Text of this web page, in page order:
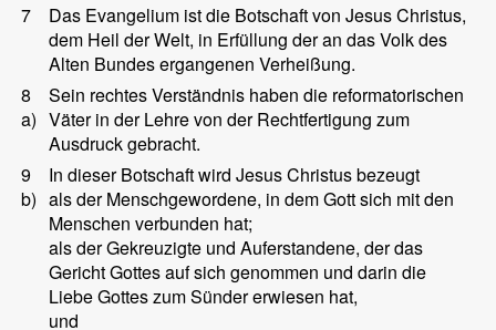
7
Das Evangelium ist die Botschaft von Jesus Christus,
dem Heil der Welt, in Erfüllung der an das Volk des
Alten Bundes ergangenen Verheißung.
8
a)
Sein rechtes Verständnis haben die reformatorischen
Väter in der Lehre von der Rechtfertigung zum
Ausdruck gebracht.
9
b)
In dieser Botschaft wird Jesus Christus bezeugt
als der Menschgewordene, in dem Gott sich mit den
Menschen verbunden hat;
als der Gekreuzigte und Auferstandene, der das
Gericht Gottes auf sich genommen und darin die
Liebe Gottes zum Sünder erwiesen hat,
und